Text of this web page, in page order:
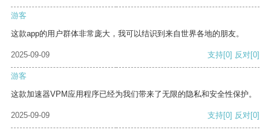
游客
这款app的用户群体非常庞大，我可以结识到来自世界各地的朋友。
2025-09-09 支持[0] 反对[0]
游客
这款加速器VPM应用程序已经为我们带来了无限的隐私和安全性保护。
2025-09-09 支持[0] 反对[0]